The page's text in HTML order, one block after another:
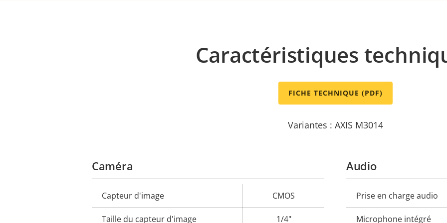
Caractéristiques
FICHE TECHNIQUE (PDF)
Variantes : AXIS M3014
Caméra
Description
de la
Capteur d'image CMOS
Taille du capteur d'image 1/4"
Audio
Description
de la
Prise en charge audio
Microphone intégré